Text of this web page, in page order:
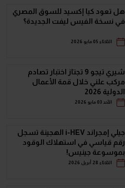
هل تعود كيا إكسيد للسوق المصري
في نسخة الفيس ليفت الجديدة؟
الثلاثاء 05 مايو 2026
شيري تيجو 9 تجتاز اختبار تصادم
مركب علني خلال قمة الأعمال
الدولية 2026
الأحد 03 مايو 2026
جيلي إمجراند i-HEV الهجينة تسجل
رقم قياسي في استهلاك الوقود
بموسوعة جينيس!
الثلاثاء 28 أبريل 2026